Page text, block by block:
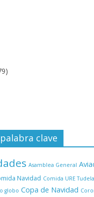
clave
Asamblea General
Navidad Comida URE Tudela
globo Copa de Navidad